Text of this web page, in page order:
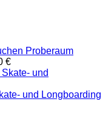
Proberaum
€
und Longboarding